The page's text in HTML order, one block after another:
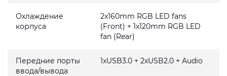
Охлаждение
корпуса
2x160mm RGB LED fans
(Front) + 1x120mm RGB LED
fan (Rear)
Передние порты
ввода/вывода
1xUSB3.0 + 2xUSB2.0 + Audio